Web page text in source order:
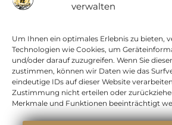
verwalten
Um Ihnen ein optimales Erlebnis zu bieten,
Technologien wie Cookies, um
und/oder darauf zuzugreifen. Wenn Sie
zustimmen, können wir Daten wie das
eindeutige IDs auf dieser Website
Zustimmung nicht erteilen oder
Merkmale und Funktionen beeinträchtigt
Vereinte Nationen
Vorphilatelie
Zensurbelege Österreich
Zensurbelege Schweiz